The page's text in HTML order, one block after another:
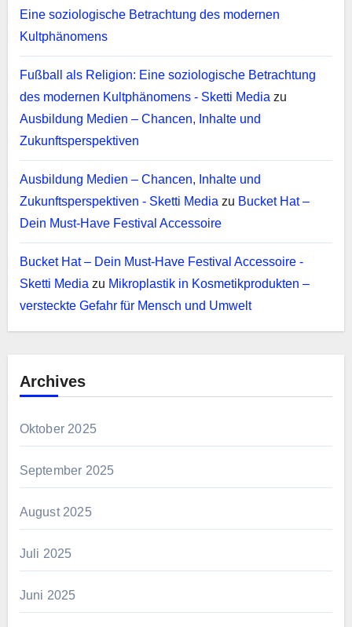
Eine soziologische Betrachtung des modernen
Kultphänomens
Fußball als Religion: Eine soziologische Betrachtung
des modernen Kultphänomens - Sketti Media zu
Ausbildung Medien – Chancen, Inhalte und
Zukunftsperspektiven
Ausbildung Medien – Chancen, Inhalte und
Zukunftsperspektiven - Sketti Media zu Bucket Hat –
Dein Must-Have Festival Accessoire
Bucket Hat – Dein Must-Have Festival Accessoire -
Sketti Media zu Mikroplastik in Kosmetikprodukten –
versteckte Gefahr für Mensch und Umwelt
Archives
Oktober 2025
September 2025
August 2025
Juli 2025
Juni 2025